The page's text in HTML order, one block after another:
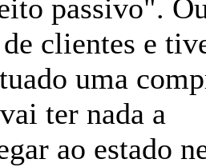
passivo".
clientes e
uma
ter nada a
ao estado